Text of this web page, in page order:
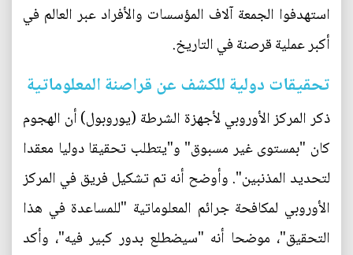
استهدفوا الجمعة آلاف المؤسسات والأفراد عبر العالم في
أكبر عملية قرصنة في التاريخ.
تحقيقات دولية للكشف عن قراصنة المعلوماتية
ذكر المركز الأوروبي لأجهزة الشرطة (يوروبول) أن الهجوم
كان "بمستوى غير مسبوق" و"يتطلب تحقيقا دوليا معقدا
لتحديد المذنبين". وأوضح أنه تم تشكيل فريق في المركز
الأوروبي لمكافحة جرائم المعلوماتية "للمساعدة في هذا
التحقيق"، موضحا أنه "سيضطلع بدور كبير فيه"، وأكد